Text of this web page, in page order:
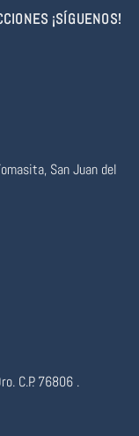
¡SÍGUENOS!
San Juan del
C.P. 76806 .